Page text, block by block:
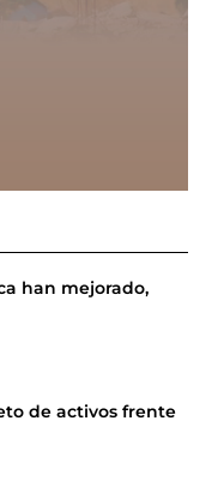
han mejorado,
de activos frente